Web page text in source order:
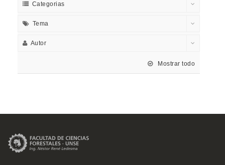
Categorias
Tema
Autor
Mostrar todo